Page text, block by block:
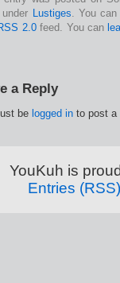
Lustiges . You
2.0feed. You can
a Reply
be logged in to post a
YouKuh is
Entries (RSS)